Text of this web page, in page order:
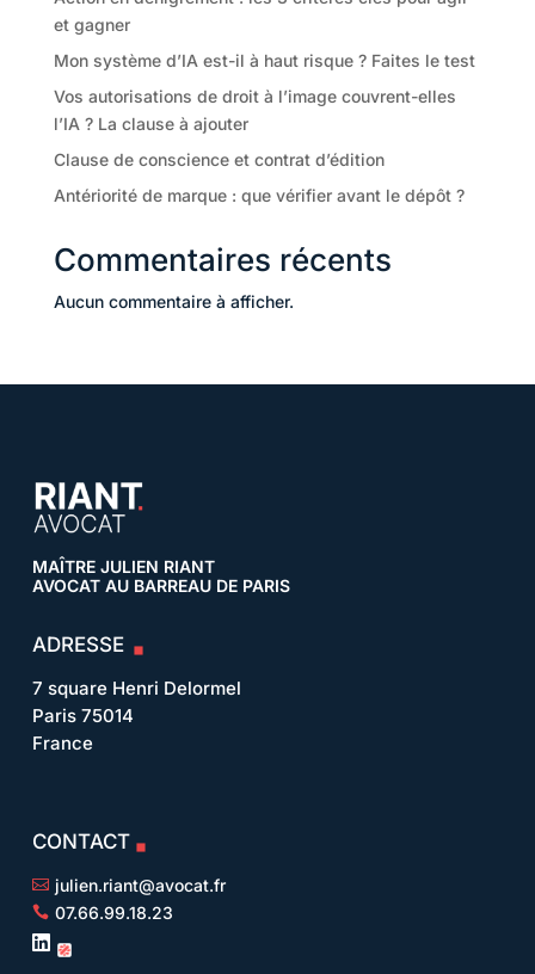
et gagner
Mon système d’IA est-il à haut risque ? Faites le test
Vos autorisations de droit à l’image couvrent-elles
l’IA ? La clause à ajouter
Clause de conscience et contrat d’édition
Antériorité de marque : que vérifier avant le dépôt ?
Commentaires récents
Aucun commentaire à afficher.
MAÎTRE JULIEN RIANT
AVOCAT AU BARREAU DE PARIS
ADRESSE
7 square Henri Delormel
Paris 75014
France
CONTACT
 julien.riant@avocat.fr
 07.66.99.18.23
